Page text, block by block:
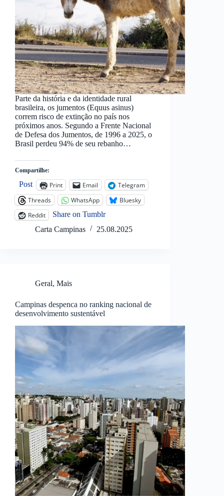
Parte da história e da identidade rural
brasileira, os jumentos (Equus asinus)
correm risco de extinção no país nos
próximos anos. Segundo a Frente Nacional
de Defesa dos Jumentos, de 1996 a 2025, o
Brasil perdeu 94% de seu rebanho…
Compartilhe:
Post Print Email
Telegram
Threads
WhatsApp
Bluesky
Reddit
Share on Tumblr
Carta Campinas
25.08.2025
Geral, Mais
Campinas despenca no ranking nacional de
desenvolvimento sustentável